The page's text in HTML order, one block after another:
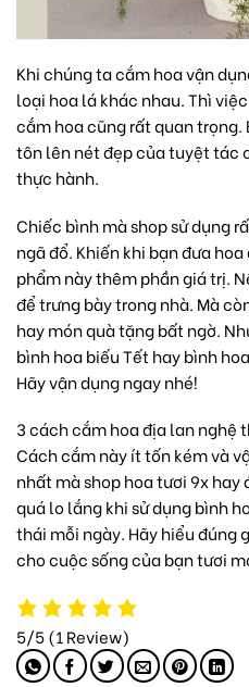
Khi chúng ta cắm hoa vận
loại hoa lá khác nhau. Thì
cắm hoa cũng rất quan
tôn lên nét đẹp của tuyệt tác
thực hành.
Chiếc bình mà shop sử dụng
ngã đổ. Khiến khi bạn đưa
phẩm này thêm phần giá trị.
để trưng bày trong nhà. Mà
hay món quà tặng bất ngờ.
bình hoa biếu Tết haybình
Hãy vận dụng ngay nhé!
3 cách cắm hoa địa lan nghệ
Cách cắm này ít tốn kém và
nhất màshop hoa tươi 9xhay
quá lo lắng khi sử dụng bình
thái mỗi ngày. Hãy hiểu đúng
cho cuộc sống của bạn tươi
5/5(1 Review)